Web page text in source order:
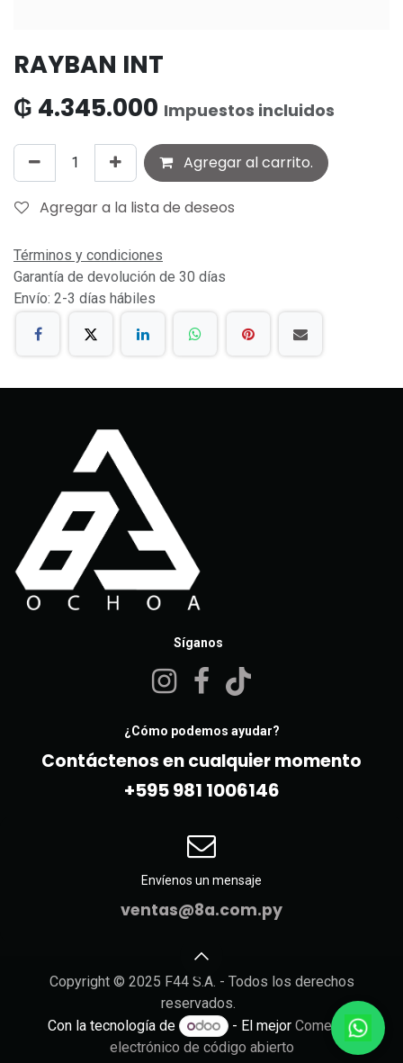
RAYBAN INT
₲ 4.345.000 Impuestos incluidos
Agregar al carrito.
Agregar a la lista de deseos
Términos y condiciones
Garantía de devolución de 30 días
Envío: 2-3 días hábiles
Síganos
¿Cómo podemos ayudar?
Contáctenos en cualquier momento
+595 981 10061​46
Envíenos un mensaje
ventas@8a.com.py
Copyright © 2025 F44 S.A. - Todos los derechos
reservados.
Con la tecnología de
- El mejor Comercio
electrónico de código abierto